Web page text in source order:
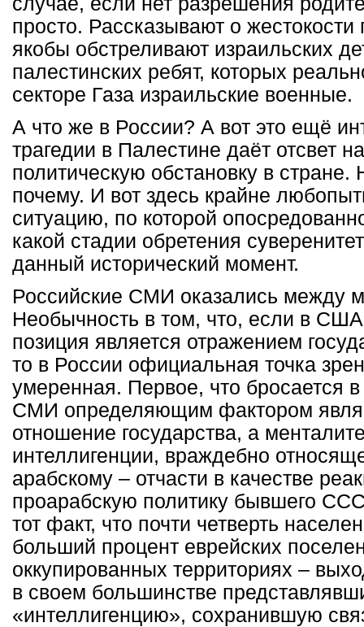
просто. Рассказывают о
якобы обстреливают израильских
палестинских ребят, которых
секторе Газа израильские военные.
А что же в России? А вот это ещё
трагедии в Палестине даёт отсвет
политическую обстановку в стране.
почему. И вот здесь крайне
ситуацию, по которой
какой стадии обретения
данный исторический момент.
Российские СМИ оказались между
Необычность в том, что, если в
позиция является отражением
то в России официальная точка
умеренная. Первое, что бросается
СМИ определяющим фактором
отношение государства, а
интеллигенции, враждебно
арабскому – отчасти в качестве
проарабскую политику бывшего
тот факт, что почти четверть
больший процент еврейских
оккупированных территориях –
в своем большинстве
«интеллигенцию», сохранившую